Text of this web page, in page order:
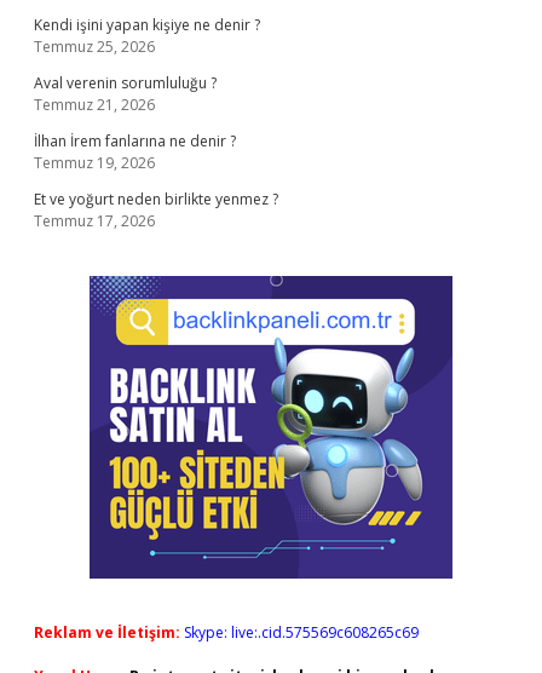
Kendi işini yapan kişiye ne denir ?
Temmuz 25, 2026
Aval verenin sorumluluğu ?
Temmuz 21, 2026
İlhan İrem fanlarına ne denir ?
Temmuz 19, 2026
Et ve yoğurt neden birlikte yenmez ?
Temmuz 17, 2026
Reklam ve İletişim: Skype: live:.cid.575569c608265c69